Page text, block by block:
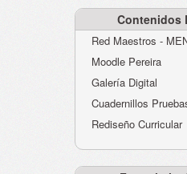
Contenidos
Red Maestros -
Moodle Pereira
Galería Digital
Cuadernillos
Rediseño Curricular